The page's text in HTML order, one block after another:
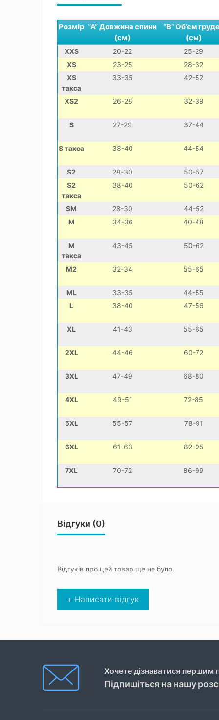
Розмір “А” Довжина спини
(см)
“В” Об’єм
(см)
XXS 20-22
25-29
XS
23-25
28-32
XS
такса
33-35 42-52
XS2 26-28 32-39
S 27-29 37-44
S такса 38-40 44-54
S2 28-30
50-57
S2
такса
38-40 50-62
SM 28-30
44-52
M
34-36 40-48
M
такса
43-45 50-62
M2 32-34 55-65
ML 33-35
44-55
L
38-40 47-56
XL 41-43 55-65
2XL 44-46 60-72
3XL 47-49 68-80
4XL 49-51 72-85
5XL 55-57 78-91
6XL 61-63 82-95
7XL 70-72 86-99
Відгуки (0)
Відгуків про цей товар ще не було.
+ Написати відгук
Хочете дізнаватися першим
Підпишіться на нашу